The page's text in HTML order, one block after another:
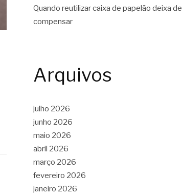
Quando reutilizar caixa de papelão deixa de
compensar
Arquivos
julho 2026
junho 2026
maio 2026
abril 2026
março 2026
fevereiro 2026
janeiro 2026